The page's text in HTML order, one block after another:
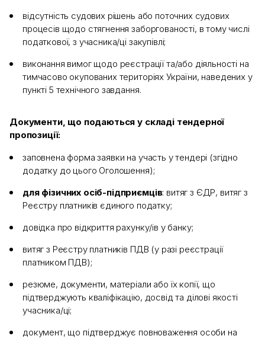
відсутність судових рішень або поточних судових
процесів щодо стягнення заборгованості, в тому числі
податкової, з учасника/ці закупівлі;
виконання вимог щодо реєстрації та/або діяльності на
тимчасово окупованих територіях України, наведених у
пункті 5 технічного завдання.
Документи, що подаються у складі тендерної
пропозиції:
заповнена форма заявки на участь у тендері (згідно
додатку до цього Оголошення);
для фізичних осіб-підприємців: витяг з ЄДР, витяг з
Реєстру платників єдиного податку;
довідка про відкриття рахунку/ів у банку;
витяг з Реєстру платників ПДВ (у разі реєстрації
платником ПДВ);
резюме, документи, матеріали або їх копії, що
підтверджують кваліфікацію, досвід та ділові якості
учасника/ці;
документ, що підтверджує повноваження особи на